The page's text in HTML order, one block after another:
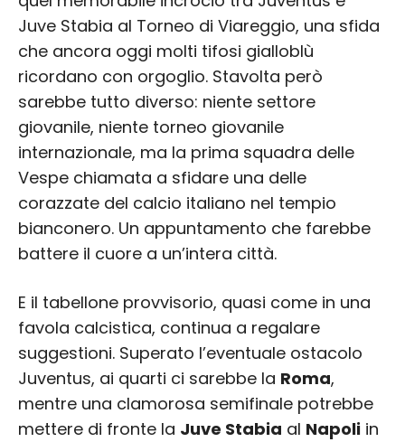
Juve Stabia al Torneo di Viareggio, una sfida
che ancora oggi molti tifosi gialloblù
ricordano con orgoglio. Stavolta però
sarebbe tutto diverso: niente settore
giovanile, niente torneo giovanile
internazionale, ma la prima squadra delle
Vespe chiamata a sfidare una delle
corazzate del calcio italiano nel tempio
bianconero. Un appuntamento che farebbe
battere il cuore a un’intera città.
E il tabellone provvisorio, quasi come in una
favola calcistica, continua a regalare
suggestioni. Superato l’eventuale ostacolo
Juventus, ai quarti ci sarebbe la Roma,
mentre una clamorosa semifinale potrebbe
mettere di fronte la Juve Stabia al Napoli in